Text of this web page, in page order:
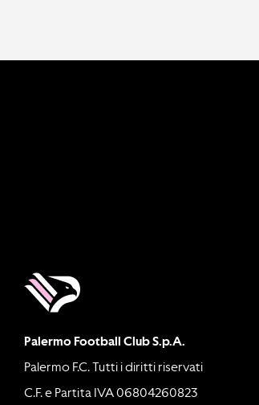
Palermo Football Club S.p.A.
Palermo F.C. Tutti i diritti riservati
C.F. e Partita IVA 06804260823